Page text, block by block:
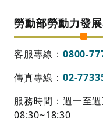
勞動部勞動力發
客服專線： 0800-
傳真專線： 02-
服務時間：週一至
08:30~18:30